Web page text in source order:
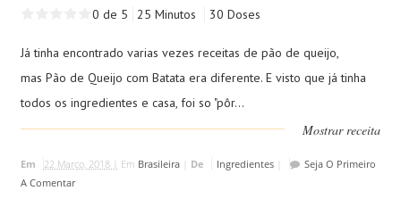
0 de 5 25 Minutos 30 Doses
Já tinha encontrado varias vezes receitas de pão de queijo,
mas Pão de Queijo com Batata era diferente. E visto que já tinha
todos os ingredientes e casa, foi so "pôr...
Mostrar receita
Em 22 Março, 2018 | Em Brasileira| De Ingredientes|
Seja O Primeiro
A Comentar